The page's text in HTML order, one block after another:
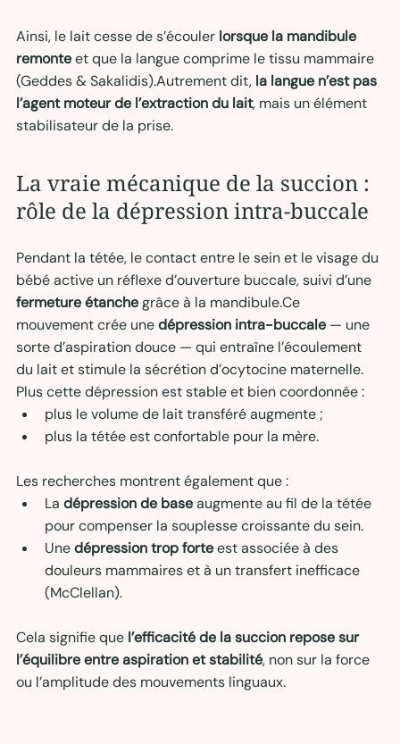
Ainsi, le lait cesse de s’écouler lorsque la mandibule
remonte et que la langue comprime le tissu mammaire
(Geddes & Sakalidis).Autrement dit, la langue n’est pas
l’agent moteur de l’extraction du lait, mais un élément
stabilisateur de la prise.
La vraie mécanique de la succion :
rôle de la dépression intra-buccale
Pendant la tétée, le contact entre le sein et le visage du
bébé active un réflexe d’ouverture buccale, suivi d’une
fermeture étanche grâce à la mandibule.Ce
mouvement crée une dépression intra-buccale — une
sorte d’aspiration douce — qui entraîne l’écoulement
du lait et stimule la sécrétion d’ocytocine maternelle.
Plus cette dépression est stable et bien coordonnée :
plus le volume de lait transféré augmente ;
plus la tétée est confortable pour la mère.
Les recherches montrent également que :
La dépression de base augmente au fil de la tétée
pour compenser la souplesse croissante du sein.
Une dépression trop forte est associée à des
douleurs mammaires et à un transfert inefficace
(McClellan).
Cela signifie que l’efficacité de la succion repose sur
l’équilibre entre aspiration et stabilité, non sur la force
ou l’amplitude des mouvements linguaux.